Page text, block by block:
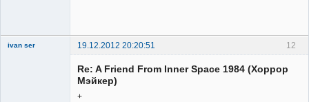
12
ivan ser
19.12.2012 20:20:51
Re: A Friend From Inner Space 1984 (Хоррор
Мэйкер)
+